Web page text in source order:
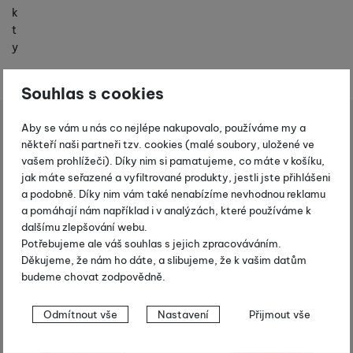
Souhlas s cookies
Aby se vám u nás co nejlépe nakupovalo, používáme my a
někteří naši partneři tzv. cookies (malé soubory, uložené ve
vašem prohlížeči). Díky nim si pamatujeme, co máte v košíku,
jak máte seřazené a vyfiltrované produkty, jestli jste přihlášeni
a podobně. Díky nim vám také nenabízíme nevhodnou reklamu
a pomáhají nám například i v analýzách, které používáme k
dalšímu zlepšování webu.
Potřebujeme ale váš souhlas s jejich zpracováváním.
Děkujeme, že nám ho dáte, a slibujeme, že k vašim datům
budeme chovat zodpovědně.
Nastavení souhlasů s kategoriemi
cookies
Odmítnout vše Nastavení Přijmout vše
k
t
y
Shopio demo
Dětské rukavice Leki Worldcup S Junior black- červené
Fotografie -10 %